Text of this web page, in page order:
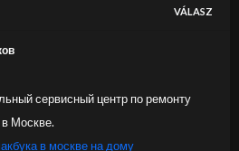
VÁLASZ
сервисный центр по ремонту
Москве.
в москве на дому